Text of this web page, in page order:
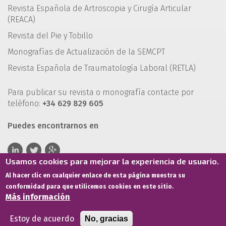
Revista Española de Artroscopia y Cirugía Articular
(REACA)
Revista del Pie y Tobillo
Monografías de Actualización de la SEMCPT
Revista Española de Traumatología Laboral (RETLA)
Para publicar su revista o monografía contacte por
teléfono: +34 629 829 605
Puedes encontrarnos en
Términos de servicio Política de privacidad
Usamos cookies para mejorar la experiencia de usuario.
Al hacer clic en cualquier enlace de esta página muestra su
conformidad para que utilicemos cookies en este sitio.
Más información
Estoy de acuerdo No, gracias